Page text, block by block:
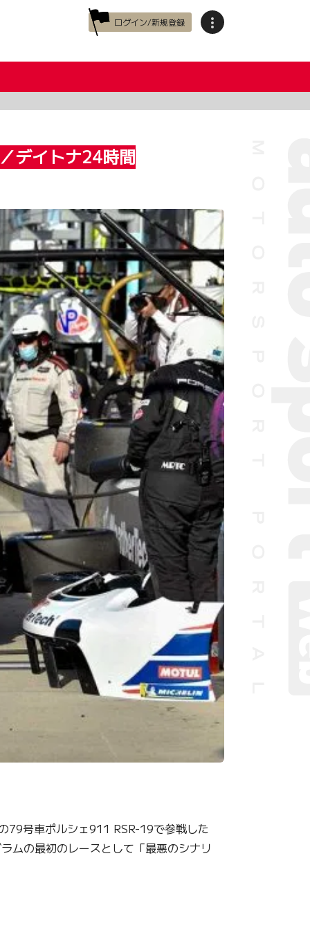
ログイン/新規登録
デイトナ24時間
79号車ポルシェ911 RSR-19で参戦した
ムの最初のレースとして「最悪のシナリ